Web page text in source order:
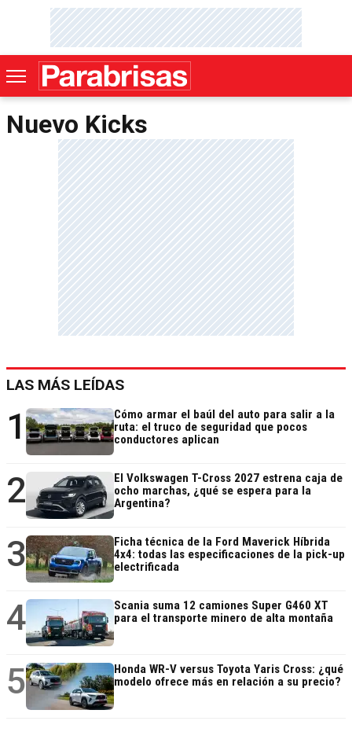
Nuevo Kicks
LAS MÁS LEÍDAS
1
Cómo armar el baúl del auto para salir a la
ruta: el truco de seguridad que pocos
conductores aplican
2
El Volkswagen T-Cross 2027 estrena caja de
ocho marchas, ¿qué se espera para la
Argentina?
3
Ficha técnica de la Ford Maverick Híbrida
4x4: todas las especificaciones de la pick-up
electrificada
4
Scania suma 12 camiones Super G460 XT
para el transporte minero de alta montaña
5
Honda WR-V versus Toyota Yaris Cross: ¿qué
modelo ofrece más en relación a su precio?